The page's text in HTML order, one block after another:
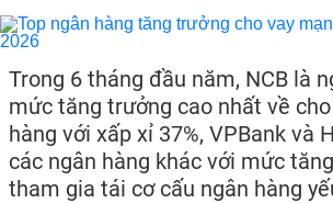
Trong 6 tháng đầu năm, NCB là
mức tăng trưởng cao nhất về
hàng với xấp xỉ 37%, VPBank và
các ngân hàng khác với mức
tham gia tái cơ cấu ngân hàng